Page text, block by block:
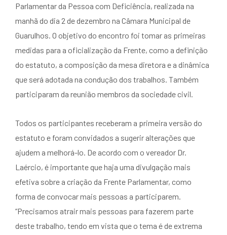
Parlamentar da Pessoa com Deficiência, realizada na
manhã do dia 2 de dezembro na Câmara Municipal de
Guarulhos. O objetivo do encontro foi tomar as primeiras
medidas para a oficialização da Frente, como a definição
do estatuto, a composição da mesa diretora e a dinâmica
que será adotada na condução dos trabalhos. Também
participaram da reunião membros da sociedade civil.
Todos os participantes receberam a primeira versão do
estatuto e foram convidados a sugerir alterações que
ajudem a melhorá-lo. De acordo com o vereador Dr.
Laércio, é importante que haja uma divulgação mais
efetiva sobre a criação da Frente Parlamentar, como
forma de convocar mais pessoas a participarem.
“Precisamos atrair mais pessoas para fazerem parte
deste trabalho, tendo em vista que o tema é de extrema